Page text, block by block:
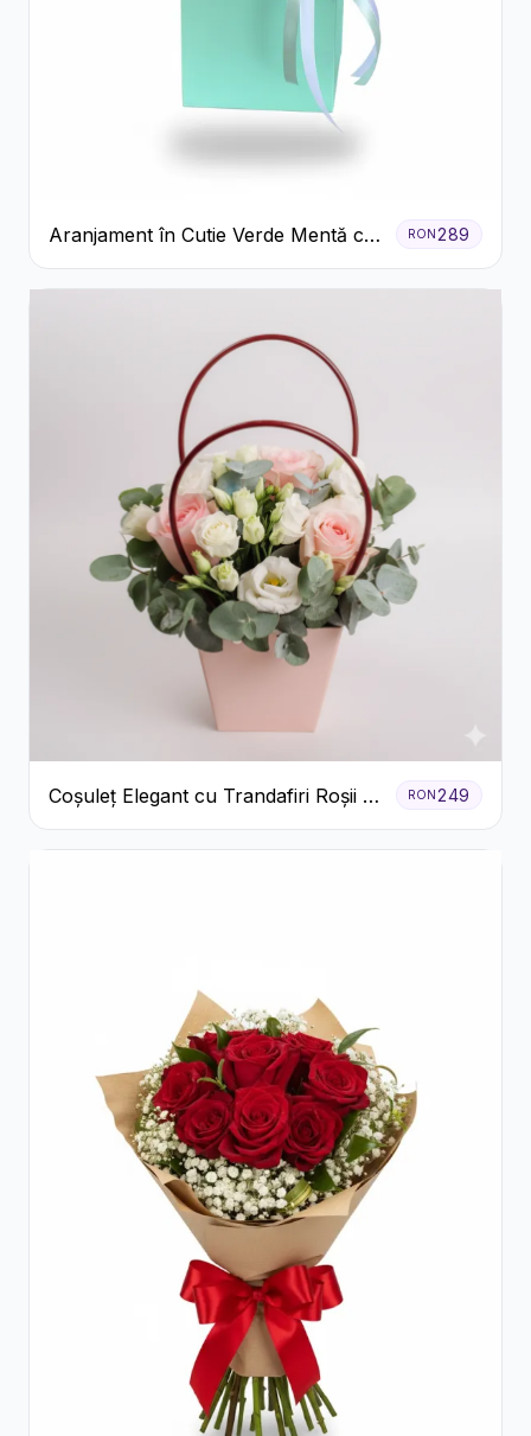
Aranjament în Cutie Verde Mentă cu
Trandafiri și Alstroemeria
RON 289
Coșuleț Elegant cu Trandafiri Roșii și
Lisianthus Alb
RON 249